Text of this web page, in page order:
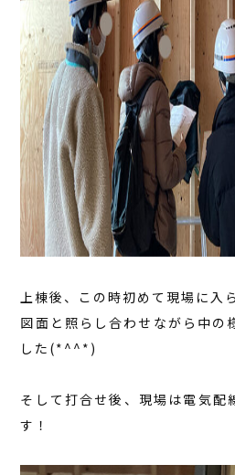
上棟後、この時初めて現場に入
図面と照らし合わせながら中の
した(*^^*)
そして打合せ後、現場は電気配
す！